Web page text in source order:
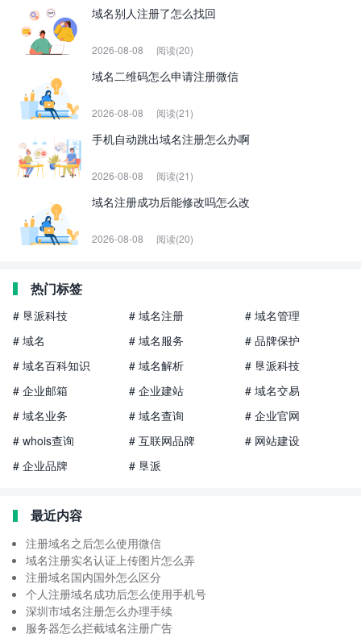
域名别人注册了怎么找回
2026-08-08 阅读(20)
域名二维码怎么申请注册微信
2026-08-08 阅读(21)
手机自动跳出域名注册怎么办啊
2026-08-08 阅读(21)
域名注册成功后能修改吗怎么改
2026-08-08 阅读(20)
热门标签
# 垦派科技 # 域名注册
# 域名管理
# 域名
# 域名服务
# 品牌保护
# 域名百科知识
# 域名解析
# 垦派科技
# 企业邮箱
# 企业建站
# 域名交易
# 域名业务
# 域名查询
# 企业官网
# whois查询
# 互联网品牌
# 网站建设
# 企业品牌
# 垦派
最近内容
注册域名之后怎么使用微信
域名注册实名认证上传图片怎么弄
注册域名国内国外怎么区分
个人注册域名成功后怎么使用手机号
深圳市域名注册怎么办理手续
服务器怎么拦截域名注册广告